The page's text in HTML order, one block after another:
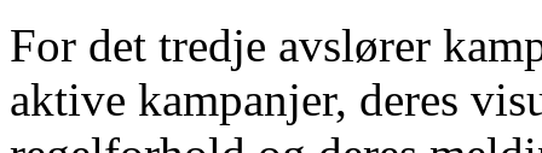
For det tredje avslører
aktive kampanjer, deres